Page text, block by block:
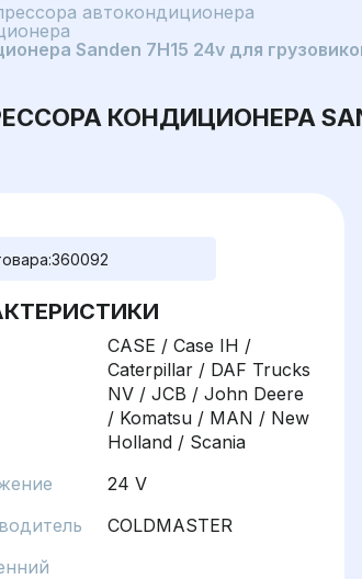
автокондиционера
Sanden 7H15 24v для
КОНДИЦИОНЕРА
360092
CASE / Case IH /
Caterpillar / DAF Trucks
NV / JCB / John Deere
/ Komatsu / MAN / New
Holland / Scania
24 V
COLDMASTER